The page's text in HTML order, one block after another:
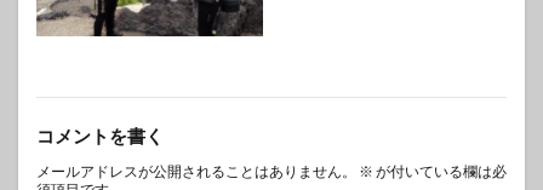
コメントを書く
メールアドレスが公開されることはありません。 ※ が付いている欄は必